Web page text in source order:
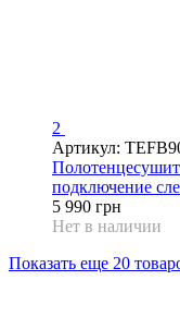
2
Артикул:
подключение
5 990 грн
Нет в наличии
Показать еще 20